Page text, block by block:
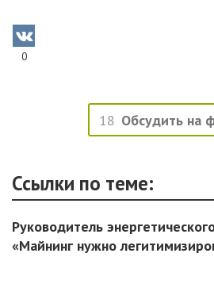
0
18 Обсудить на
Ссылки по теме:
Руководитель
«Майнинг нужно